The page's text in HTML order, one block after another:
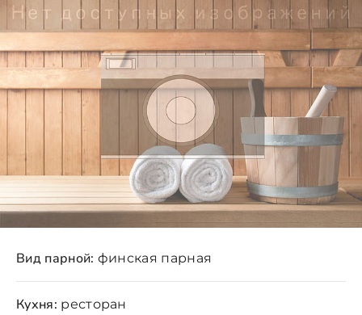
Вид парной: финская парная
Кухня: ресторан